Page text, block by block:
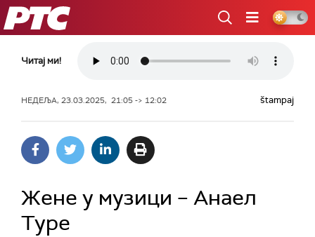
РТС
Читај ми!
НЕДЕЉА, 23.03.2025, 21:05 -> 12:02 štampaj
Жене у музици – Анаел
Туре